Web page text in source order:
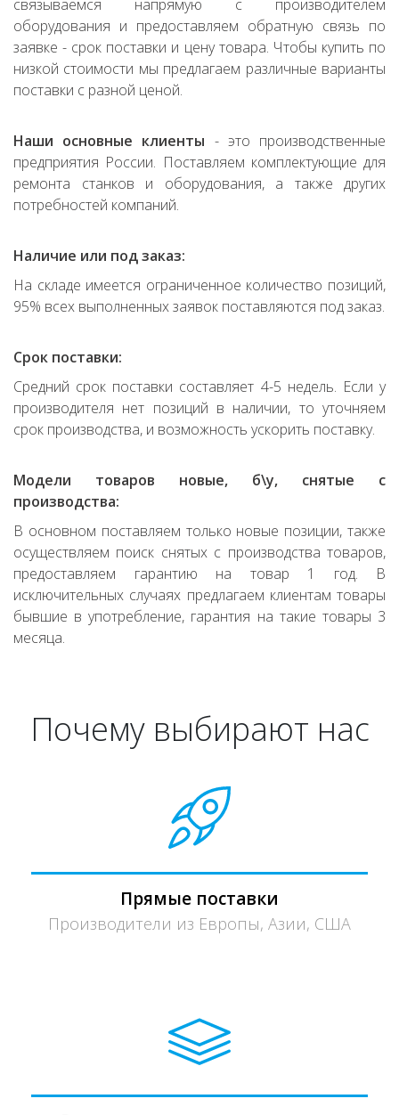
связываемся напрямую с производителем
оборудования и предоставляем обратную связь по
заявке - срок поставки и цену товара. Чтобы купить по
низкой стоимости мы предлагаем различные варианты
поставки с разной ценой.
Наши основные клиенты - это производственные
предприятия России. Поставляем комплектующие для
ремонта станков и оборудования, а также других
потребностей компаний.
Наличие или под заказ:
На складе имеется ограниченное количество позиций,
95% всех выполненных заявок поставляются под заказ.
Срок поставки:
Средний срок поставки составляет 4-5 недель. Если у
производителя нет позиций в наличии, то уточняем
срок производства, и возможность ускорить поставку.
Модели товаров новые, б\у, снятые с
производства:
В основном поставляем только новые позиции, также
осуществляем поиск снятых с производства товаров,
предоставляем гарантию на товар 1 год. В
исключительных случаях предлагаем клиентам товары
бывшие в употребление, гарантия на такие товары 3
месяца.
Почему выбирают нас
Прямые поставки
Производители из Европы, Азии, США